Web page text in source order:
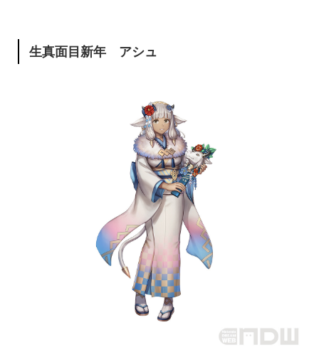
生真面目新年 アシュ